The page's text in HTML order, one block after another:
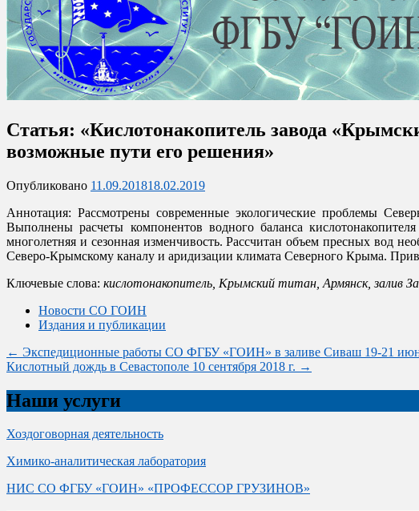
Севастопольское отделение
Официальный сайт отделения
Статья: «Кислотонакопитель завода
возможные пути его решения»
Опубликовано 11.09.201818.02.2019
Аннотация: Рассмотрены современные экологические проблемы
Выполнены расчеты компонентов водного баланса
многолетняя и сезонная изменчивость. Рассчитан объем пресных вод
Северо-Крымскому каналу и аридизации климата Северного Крыма.
Ключевые слова: кислотонакопитель, Крымский титан, Армянск, залив
Новости СО ГОИН
Издания и публикации
Post
navigation
← Экспедиционные работы СО ФГБУ «ГОИН» в заливе Сиваш 19-21
Кислотный дождь в Севастополе 10 сентября 2018 г. →
Наши услуги
Хоздоговорная деятельность
Химико-аналитическая лаборатория
НИС СО ФГБУ «ГОИН» «ПРОФЕССОР ГРУЗИНОВ»